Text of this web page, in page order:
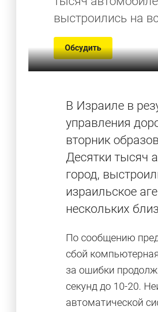
выстроились на
Обсудить
В Израиле в
управления
вторник
Десятки тысяч
город,
израильское
нескольких
По сообщению
сбой
за ошибки
секунд до 10-20.
автоматической